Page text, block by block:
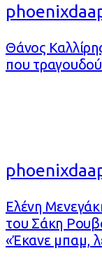
Θάνος
που
Ελένη
του Σάκη
«Έκανε μπαμ,